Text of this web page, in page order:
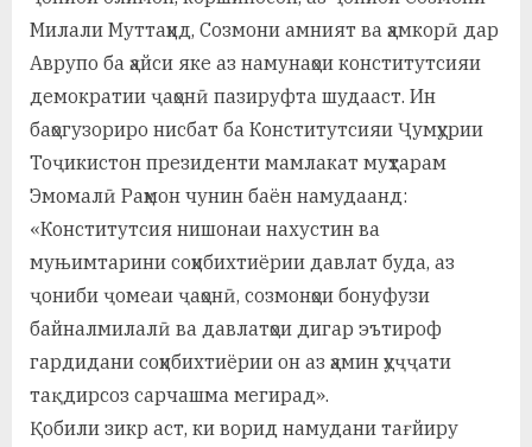
Милали Муттаҳид, Созмони амният ва ҳамкорӣ дар
Аврупо ба ҳайси яке аз намунаҳои конститутсияи
демократии ҷаҳонӣ пазируфта шуда­аст. Ин
баҳогузориро нисбат ба Конститутсияи Ҷумҳурии
Тоҷикистон президенти мамлакат муҳтарам
Эмомалӣ Раҳмон чунин баён намудаанд:
«Конститутсия нишонаи нахустин ва
муњимтарини соҳибихтиёрии давлат буда, аз
ҷониби ҷомеаи ҷаҳонӣ, созмонҳои бонуфузи
байналмилалӣ ва давлатҳои дигар эътироф
гардидани соҳибихтиёрии он аз ҳамин ҳуҷҷати
тақдирсоз сарчашма мегирад».
Қобили зикр аст, ки ворид намудани тағйиру